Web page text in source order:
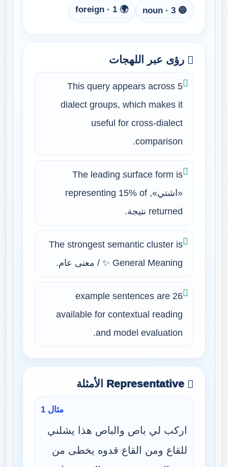
🔵 noun · 3
🌍 foreign · 1
رؤى عبر اللهجات
This query appears across 5
dialect groups, which makes it
useful for cross-dialect
comparison.
The leading surface form is
«اشتي», representing 15% of
returned نتيجة.
The strongest semantic cluster is
✨ General Meaning / معنى عام.
26 example sentences are
available for contextual reading
and model evaluation.
Representative الأمثلة
مثال 1
اركب لي باص والباص هذا يشلني
للقاع ومن القاع قدوه يخطى من